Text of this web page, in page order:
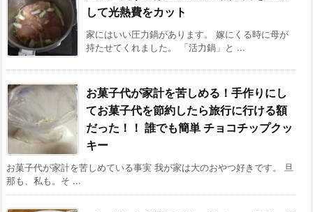
して光熱費をカット
家にはいい圧力鍋があります。 嫁にくる時に母が
持たせてくれました。 「活力鍋」と ...
お菓子代が家計を苦しめる！手作りにし
てお菓子代を節約したら旅行に行ける額
だった！！ 誰でも簡単 チョコチップクッ
キー
お菓子代が家計を苦しめている事実 我が家は大のおやつ好きです。 旦
那も、私も。そ ...